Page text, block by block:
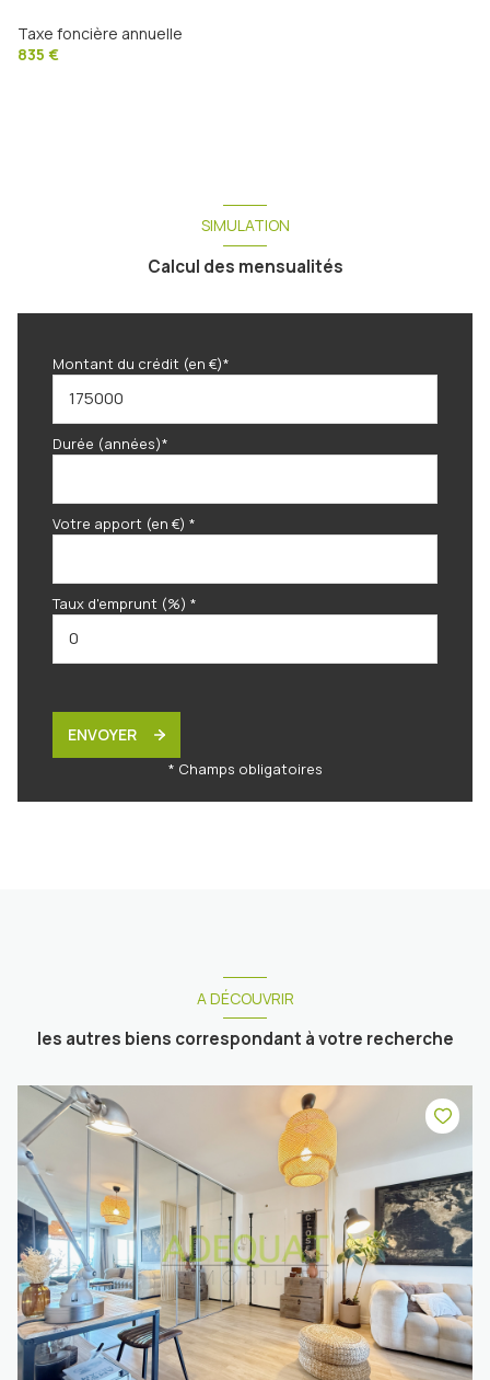
cave
Taxe foncière annuelle
835 €
SIMULATION
Calcul des mensualités
Montant du crédit (en €)*
Durée (années)*
Votre apport (en €) *
Taux d'emprunt (%) *
ENVOYER
* Champs obligatoires
A DÉCOUVRIR
les autres biens correspondant à votre recherche